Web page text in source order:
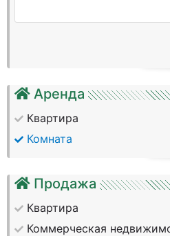
Аренда
Квартира
Комната
Продажа
Квартира
Коммерческая